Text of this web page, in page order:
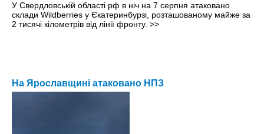
У Свердловській області рф в ніч на 7 серпня атаковано
склади Wildberries у Єкатеринбурзі, розташованому майже за
2 тисячі кілометрів від лінії фронту. >>
На Ярославщині атаковано НПЗ